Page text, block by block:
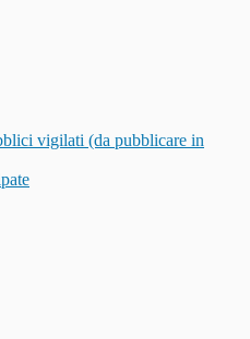
vigilati (da pubblicare in